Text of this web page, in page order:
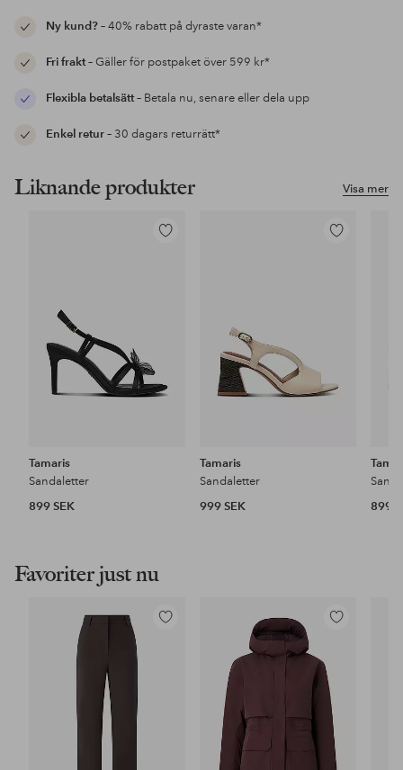
Ny kund?– 40% rabatt på dyraste varan*
Fri frakt– Gäller för postpaket över 599 kr*
Flexibla betalsätt– Betala nu, senare eller dela upp
Enkel retur– 30 dagars returrätt*
Visa mer
Liknande produkter
Lägg
Tamaris
Sandaletter
899 SEK
Lägg
Tamaris
Sandaletter
999 SEK
899
Favoriter just nu
Lägg
Lägg
favoriter